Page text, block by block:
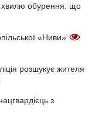
хвилю обурення: що
«Ниви»
розшукує жителя
з